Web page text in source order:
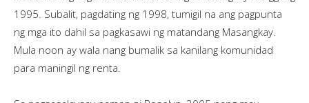
1995. Subalit, pagdating ng 1998, tumigil na ang pagpunta
ng mga ito dahil sa pagkasawi ng matandang Masangkay.
Mula noon ay wala nang bumalik sa kanilang komunidad
para maningil ng renta.